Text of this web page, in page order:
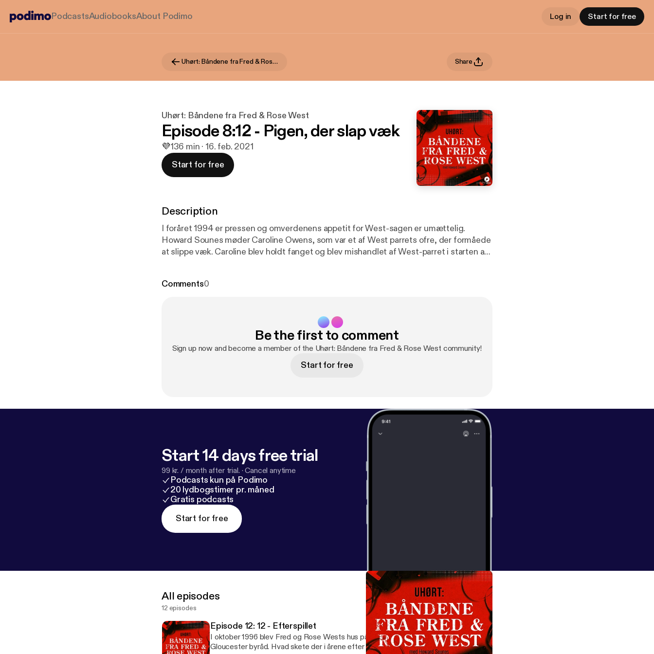
PodcastsAudiobooksAbout Podimo Log in Start for free
Uhørt: Båndene fra Fred & Rose West Share
Uhørt: Båndene fra Fred & Rose West
Episode 8:12 - Pigen, der slap væk
💜136 min · 16. feb. 2021
Start for free
Description
I foråret 1994 er pressen og omverdenens appetit for West-sagen er umættelig.
Howard Sounes møder Caroline Owens, som var et af West parrets ofre, der formåede
at slippe væk. Caroline blev holdt fanget og blev mishandlet af West-parret i starten af
Comments0
Be the first to comment
Sign up now and become a member of the Uhørt: Båndene fra Fred & Rose West community!
Start for free
Start 14 days free trial
99 kr. / month after trial. ·Cancel anytime
Podcasts kun på Podimo
20 lydbogstimer pr. måned
Gratis podcasts
Start for free
All episodes
12 episodes
Episode 12: 12 - Efterspillet
I oktober 1996 blev Fred og Rose Wests hus på Cromwell Street slået ned af
Gloucester byråd. Hvad skete der i årene efter med West-familien og ofrene, der var